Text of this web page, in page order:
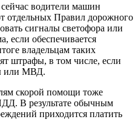
водители машин
отдельных Правил дорожного
сигналы светофора или
если обеспечивается
владельцам таких
штрафы, в том числе, если
или МВД.
скорой помощи тоже
В результате обычным
приходится платить